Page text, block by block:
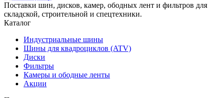
Поставки шин, дисков, камер, ободных лент и фильтров для
складской, строительной и спецтехники.
Каталог
Индустриальные шины
Шины для квадроциклов (ATV)
Диски
Фильтры
Камеры и ободные ленты
Акции